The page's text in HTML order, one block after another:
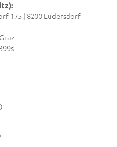
175 | 8200 Ludersdorf-